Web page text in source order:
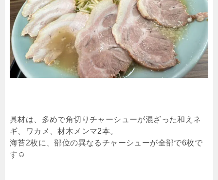
具材は、多めで角切りチャーシューが混ざった和えネ
ギ、ワカメ、材木メンマ2本。
海苔2枚に、部位の異なるチャーシューが全部で6枚で
す☺︎